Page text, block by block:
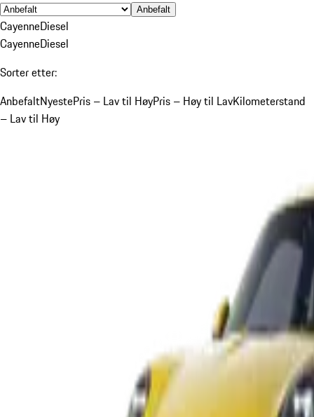
Anbefalt
CayenneDiesel
CayenneDiesel
Sorter etter:
AnbefaltNyestePris – Lav til HøyPris – Høy til LavKilometerstand
– Lav til Høy